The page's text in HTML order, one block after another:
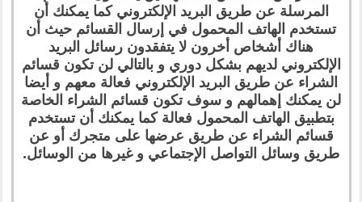
المرسلة عن طريق البريد الإلكتروني كما يمكنك أن
تستخدم الهاتف المحمول في إرسال القسائم حيث أن
هناك أشخاص أخرون لا يتفقدون رسائل البريد
الإلكتروني لديهم بشكل دوري و بالتالي لن تكون قسائم
الشراء عن طريق البريد الإلكتروني فعالة معهم و أيضا
لن يمكنك إهمالهم و سوف تكون قسائم الشراء الخاصة
بتطبيق الهاتف المحمول فعالة كما يمكنك أن تستخدم
قسائم الشراء عن طريق عرضها على متجرك أو عن
طريق وسائل التواصل الإجتماعي و غيرها من الوسائل.